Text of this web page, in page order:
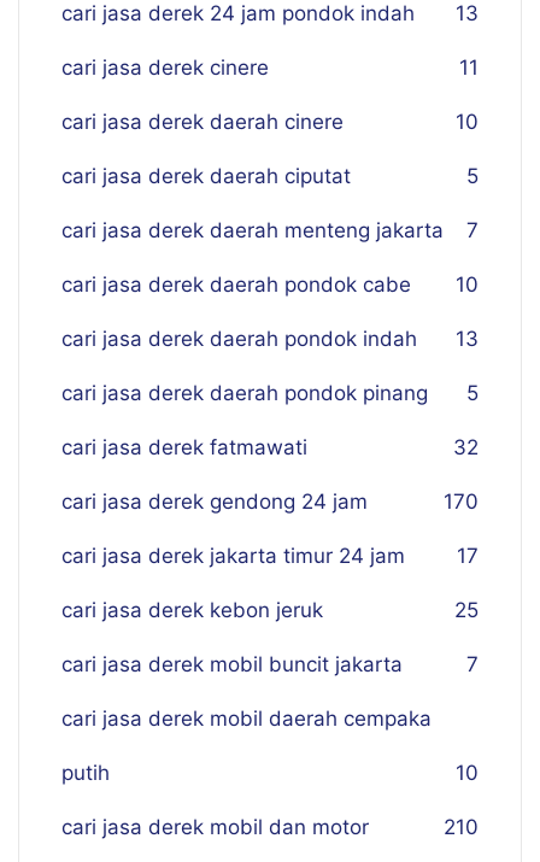
cari jasa derek 24 jam pondok indah 13
cari jasa derek cinere 11
cari jasa derek daerah cinere 10
cari jasa derek daerah ciputat 5
cari jasa derek daerah menteng jakarta 7
cari jasa derek daerah pondok cabe 10
cari jasa derek daerah pondok indah 13
cari jasa derek daerah pondok pinang 5
cari jasa derek fatmawati 32
cari jasa derek gendong 24 jam 170
cari jasa derek jakarta timur 24 jam 17
cari jasa derek kebon jeruk 25
cari jasa derek mobil buncit jakarta 7
cari jasa derek mobil daerah cempaka
putih 10
cari jasa derek mobil dan motor 210